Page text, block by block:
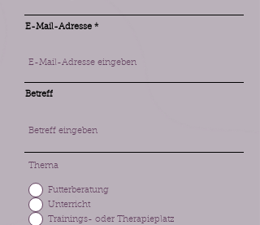
E-Mail-Adresse
Betreff
Thema
Futterberatung
Unterricht
Trainings- oder Therapieplatz